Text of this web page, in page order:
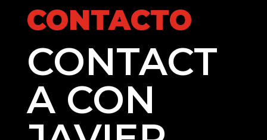
CONTACTO
CONTACT
A CON